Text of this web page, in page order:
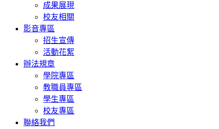
成果展現
校友相關
影音專區
招生宣傳
活動花絮
辦法規章
學院專區
教職員專區
學生專區
校友專區
聯絡我們